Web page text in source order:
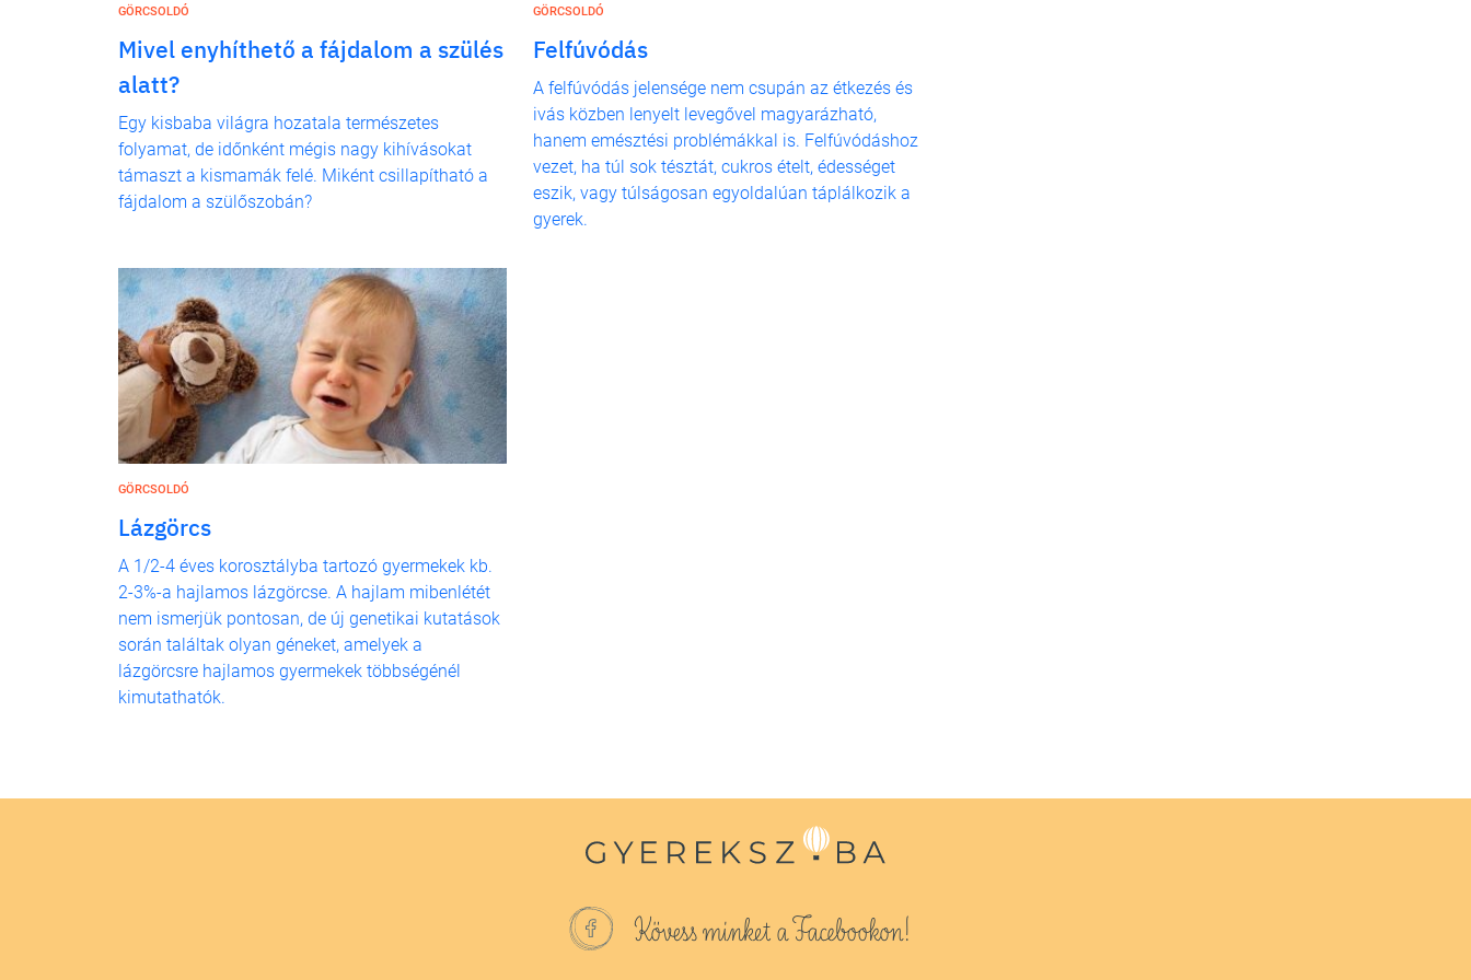
GÖRCSOLDÓ
Mivel enyhíthető a fájdalom a szülés
alatt?
Egy kisbaba világra hozatala természetes
folyamat, de időnként mégis nagy kihívásokat
támaszt a kismamák felé. Miként csillapítható a
fájdalom a szülőszobán?
GÖRCSOLDÓ
Felfúvódás
A felfúvódás jelensége nem csupán az étkezés és
ivás közben lenyelt levegővel magyarázható,
hanem emésztési problémákkal is. Felfúvódáshoz
vezet, ha túl sok tésztát, cukros ételt, édességet
eszik, vagy túlságosan egyoldalúan táplálkozik a
gyerek.
GÖRCSOLDÓ
Lázgörcs
A 1/2-4 éves korosztályba tartozó gyermekek kb.
2-3%-a hajlamos lázgörcse. A hajlam mibenlétét
nem ismerjük pontosan, de új genetikai kutatások
során találtak olyan géneket, amelyek a
lázgörcsre hajlamos gyermekek többségénél
kimutathatók.
Kövess minket a Facebookon!